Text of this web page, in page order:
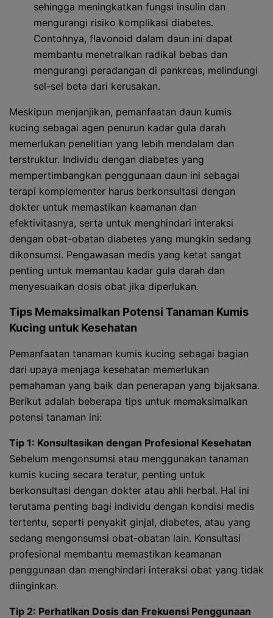
sehingga meningkatkan fungsi insulin dan
mengurangi risiko komplikasi diabetes.
Contohnya, flavonoid dalam daun ini dapat
membantu menetralkan radikal bebas dan
mengurangi peradangan di pankreas, melindungi
sel-sel beta dari kerusakan.
Meskipun menjanjikan, pemanfaatan daun kumis
kucing sebagai agen penurun kadar gula darah
memerlukan penelitian yang lebih mendalam dan
terstruktur. Individu dengan diabetes yang
mempertimbangkan penggunaan daun ini sebagai
terapi komplementer harus berkonsultasi dengan
dokter untuk memastikan keamanan dan
efektivitasnya, serta untuk menghindari interaksi
dengan obat-obatan diabetes yang mungkin sedang
dikonsumsi. Pengawasan medis yang ketat sangat
penting untuk memantau kadar gula darah dan
menyesuaikan dosis obat jika diperlukan.
Tips Memaksimalkan Potensi Tanaman Kumis
Kucing untuk Kesehatan
Pemanfaatan tanaman kumis kucing sebagai bagian
dari upaya menjaga kesehatan memerlukan
pemahaman yang baik dan penerapan yang bijaksana.
Berikut adalah beberapa tips untuk memaksimalkan
potensi tanaman ini:
Tip 1: Konsultasikan dengan Profesional Kesehatan
Sebelum mengonsumsi atau menggunakan tanaman
kumis kucing secara teratur, penting untuk
berkonsultasi dengan dokter atau ahli herbal. Hal ini
terutama penting bagi individu dengan kondisi medis
tertentu, seperti penyakit ginjal, diabetes, atau yang
sedang mengonsumsi obat-obatan lain. Konsultasi
profesional membantu memastikan keamanan
penggunaan dan menghindari interaksi obat yang tidak
diinginkan.
Tip 2: Perhatikan Dosis dan Frekuensi Penggunaan